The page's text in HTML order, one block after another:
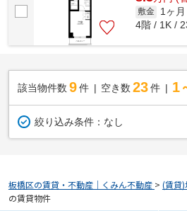
敷金 1ヶ月
4階 / 1K /
該当物件数 9件 空き数 23 件 1
絞り込み条件： なし
板橋区の賃貸・不動産｜くみん不動産 > (賃貸
の賃貸物件